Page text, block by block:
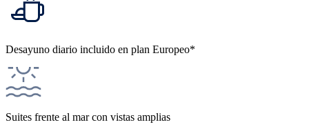
Desayuno diario incluido en plan Europeo*
Suites frente al mar con vistas amplias